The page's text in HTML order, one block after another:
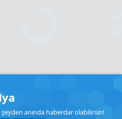
anında haberdar olabilirsin!